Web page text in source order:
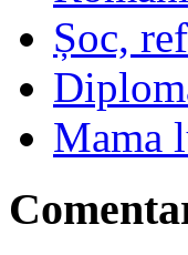
Șoc,
Mama